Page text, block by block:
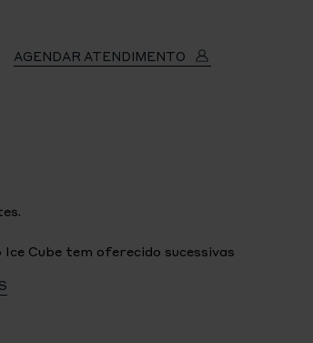
AGENDAR ATENDIMENTO
Ice Cube tem oferecido sucessivas
o cubo é uma fonte de